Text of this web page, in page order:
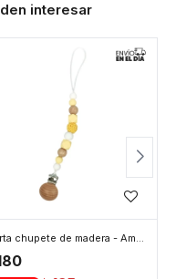
interesar
Porta chupete de madera - Amarillo